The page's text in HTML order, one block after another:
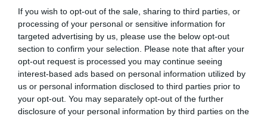
If you wish to opt-out of the sale, sharing to third parties, or
processing of your personal or sensitive information for
targeted advertising by us, please use the below opt-out
section to confirm your selection. Please note that after your
opt-out request is processed you may continue seeing
interest-based ads based on personal information utilized by
us or personal information disclosed to third parties prior to
your opt-out. You may separately opt-out of the further
disclosure of your personal information by third parties on the
5. Camping Paradis – La Ferme
Erromardie